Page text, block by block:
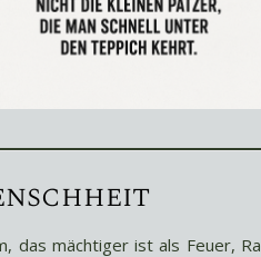
das mächtiger ist als Feuer,